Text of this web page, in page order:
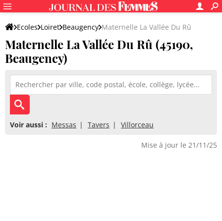
Ecoles Loiret Beaugency Maternelle La Vallée Du Rû
Maternelle La Vallée Du Rû (45190,
Beaugency)
Voir aussi : Messas Tavers Villorceau
Mise à jour le 21/11/25